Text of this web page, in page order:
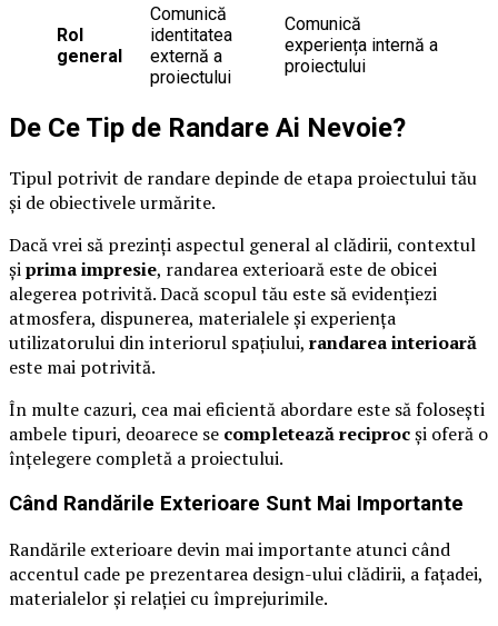
Rol
general
Comunică
identitatea
externă a
proiectului
Comunică
experiența internă a
proiectului
De Ce Tip de Randare Ai Nevoie?
Tipul potrivit de randare depinde de etapa proiectului tău
și de obiectivele urmărite.
Dacă vrei să prezinți aspectul general al clădirii, contextul
șiprima impresie, randarea exterioară este de obicei
alegerea potrivită. Dacă scopul tău este să evidențiezi
atmosfera, dispunerea, materialele și experiența
utilizatorului din interiorul spațiului, randarea interioară
este mai potrivită.
În multe cazuri, cea mai eficientă abordare este să folosești
ambele tipuri, deoarece se completează reciprocși oferă o
înțelegere completă a proiectului.
Când Randările Exterioare Sunt Mai Importante
Randările exterioare devin mai importante atunci când
accentul cade pe prezentarea design-ului clădirii, a fațadei,
materialelor și relației cu împrejurimile.